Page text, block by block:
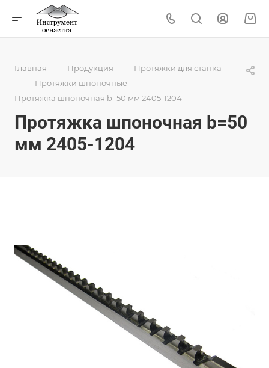
Главная — Продукция — Протяжки для станка
— Протяжки шпоночные —
Протяжка шпоночная b=50 мм 2405-1204
Протяжка шпоночная b=50
мм 2405-1204